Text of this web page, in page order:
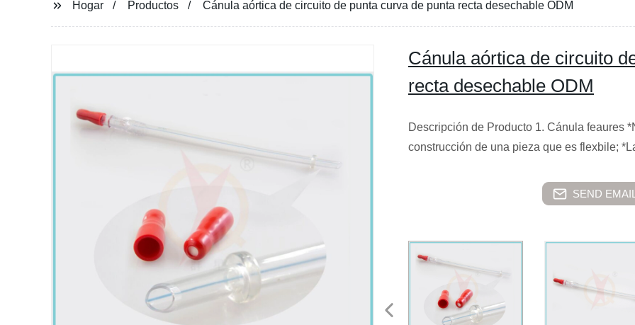
Hogar Productos Cánula aórtica de circuito de punta curva de punta recta desechable ODM
Cánula aórtica de circuito
recta desechable ODM
Descripción de Producto 1. Cánula feaures
construcción de una pieza que es flexbile;
SEND